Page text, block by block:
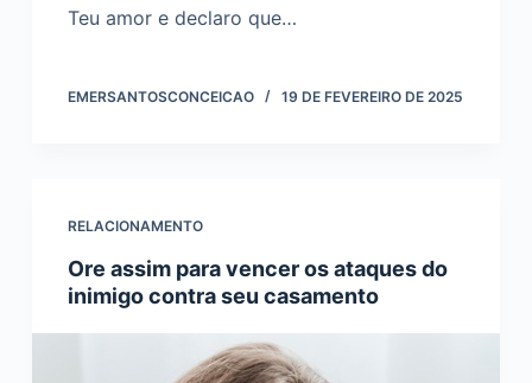
Teu amor e declaro que…
EMERSANTOSCONCEICAO 19 DE FEVEREIRO DE 2025
RELACIONAMENTO
Ore assim para vencer os ataques do
inimigo contra seu casamento